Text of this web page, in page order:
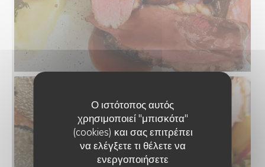
Ο ιστότοπος αυτός
χρησιμοποιεί "μπισκότα"
(cookies) και σας επιτρέπει
να ελέγξετε τι θέλετε να
ενεργοποιήσετε